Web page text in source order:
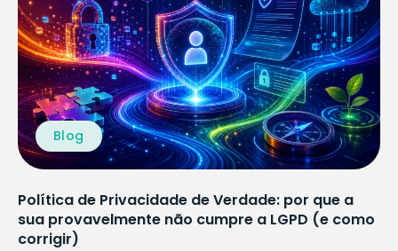
Blog
Política de Privacidade de Verdade: por que a
sua provavelmente não cumpre a LGPD (e como
corrigir)